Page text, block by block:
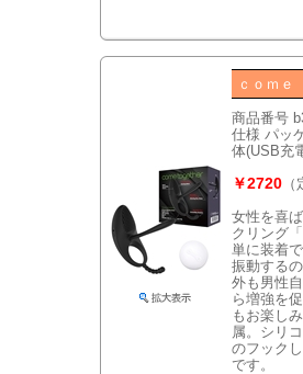
ｃｏｍ
商品番号
仕様 パッ
体(USB充
￥2720
女性を喜
クリング
単に装着
振動する
外も男性
ら増強を
もお楽し
属。シリ
のフック
です。